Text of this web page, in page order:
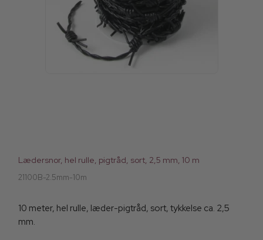
Lædersnor, hel rulle, pigtråd, sort, 2,5 mm, 10 m
21100B-2.5mm-10m
10 meter, hel rulle, læder-pigtråd, sort, tykkelse ca. 2,5
mm.